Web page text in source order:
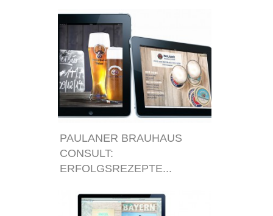
PAULANER BRAUHAUS
CONSULT:
ERFOLGSREZEPTE...